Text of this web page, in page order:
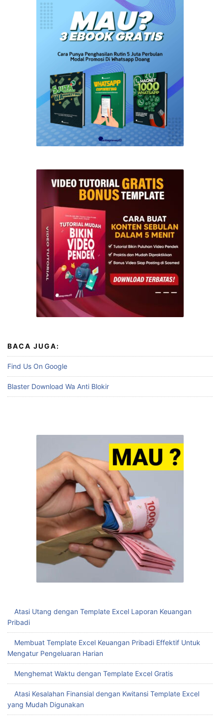
BACA JUGA:
Find Us On Google
Blaster Download Wa Anti Blokir
Atasi Utang dengan Template Excel Laporan Keuangan
Pribadi
Membuat Template Excel Keuangan Pribadi Effektif Untuk
Mengatur Pengeluaran Harian
Menghemat Waktu dengan Template Excel Gratis
Atasi Kesalahan Finansial dengan Kwitansi Template Excel
yang Mudah Digunakan